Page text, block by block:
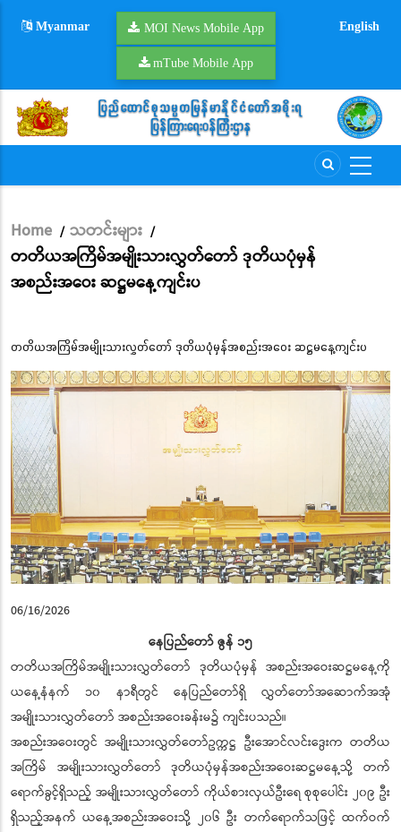
Myanmar MOI News Mobile App
mTube Mobile App
English
Breadcrumb
Home / သတင်းများ /
တတိယအကြိမ်အမျိုးသားလွှတ်တော် ဒုတိယပုံမှန်
အစည်းအဝေး ဆဋ္ဌမနေ့ကျင်းပ
တတိယအကြိမ်အမျိုးသားလွှတ်တော် ဒုတိယပုံမှန်အစည်းအဝေး ဆဋ္ဌမနေ့ကျင်းပ
06/16/2026
နေပြည်တော် ဇွန် ၁၅
တတိယအကြိမ်အမျိုးသားလွှတ်တော် ဒုတိယပုံမှန် အစည်းအဝေးဆဋ္ဌမနေ့ကို
ယနေ့နံနက် ၁၀ နာရီတွင် နေပြည်တော်ရှိ လွှတ်တော်အဆောက်အအုံ
အမျိုးသားလွှတ်တော် အစည်းအဝေးခန်းမ၌ ကျင်းပသည်။
အစည်းအဝေးတွင် အမျိုးသားလွှတ်တော်ဥက္ကဋ္ဌ ဦးအောင်လင်းဒွေးက တတိယ
အကြိမ် အမျိုးသားလွှတ်တော် ဒုတိယပုံမှန်အစည်းအဝေးဆဋ္ဌမနေ့သို့ တက်
ရောက်ခွင့်ရှိသည့် အမျိုးသားလွှတ်တော် ကိုယ်စားလှယ်ဦးရေ စုစုပေါင်း ၂၀၉ ဦး
ရှိသည့်အနက် ယနေ့အစည်းအဝေးသို့ ၂၀၆ ဦး တက်ရောက်သဖြင့် ထက်ဝက်